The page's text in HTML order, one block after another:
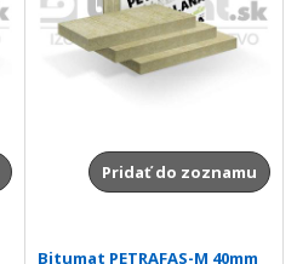
Pridať do zoznamu
Bitumat PETRAFAS-M 40mm